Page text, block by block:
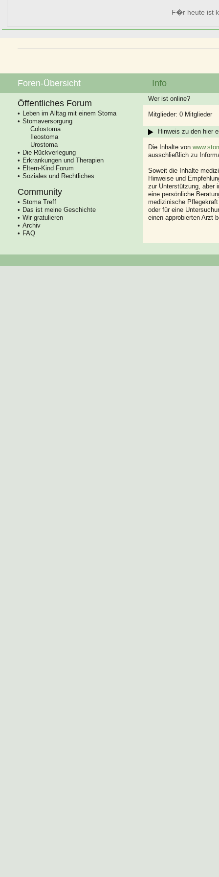
F�r heute ist
Foren-Übersicht
Öffentliches Forum
Leben im Alltag mit einem Stoma
Stomaversorgung
Colostoma
Ileostoma
Urostoma
Die Rückverlegung
Erkrankungen und Therapien
Eltern-Kind Forum
Soziales und Rechtliches
Community
Stoma Treff
Das ist meine Geschichte
Wir gratulieren
Archiv
FAQ
Info
Wer ist online?
Mitglieder: 0 Mitglieder
Hinweis zu den hier
Die Inhalte von
ausschließlich zu
Soweit die Inhalte
Hinweise und
zur Unterstützung, aber
eine persönliche
medizinische
oder für eine
einen approbierten Arzt